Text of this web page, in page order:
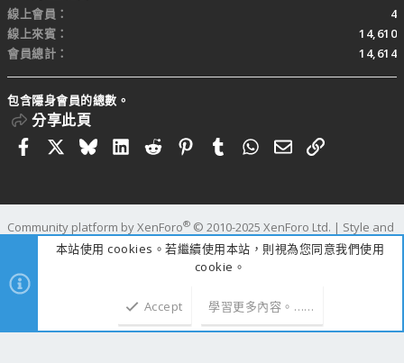
線上會員
4
線上來賓
14,610
會員總計
14,614
包含隱身會員的總數。
分享此頁
FacebookBlueskyLinkedIn
RedditPinterestTumblrWhatsApp
電子郵件
連結
Community platform by XenForo® © 2010-2025 XenForo Ltd. | Style and
add-ons by ThemeHouse
時間 1.1584s
本站使用 cookies。若繼續使用本站，則視為您同意我們使用
cookie。
Accept 學習更多內容。……